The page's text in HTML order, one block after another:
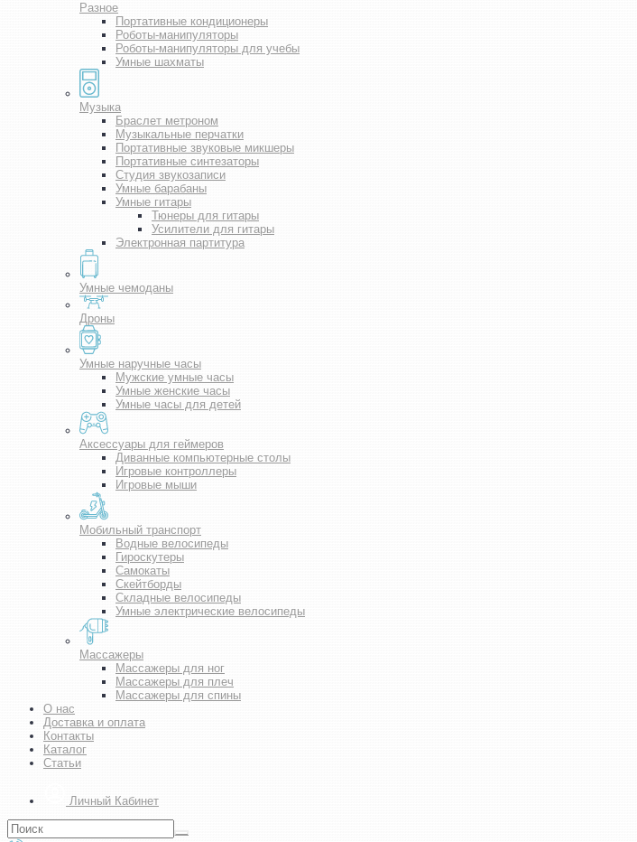
Разное
Портативные кондиционеры
Роботы-манипуляторы
Роботы-манипуляторы для учебы
Умные шахматы
Музыка
Браслет метроном
Музыкальные перчатки
Портативные звуковые микшеры
Портативные синтезаторы
Студия звукозаписи
Умные барабаны
Умные гитары
Тюнеры для гитары
Усилители для гитары
Электронная партитура
Умные чемоданы
Дроны
Умные наручные часы
Мужские умные часы
Умные женские часы
Умные часы для детей
Аксессуары для геймеров
Диванные компьютерные столы
Игровые контроллеры
Игровые мыши
Мобильный транспорт
Водные велосипеды
Гироскутеры
Самокаты
Скейтборды
Складные велосипеды
Умные электрические велосипеды
Массажеры
Массажеры для ног
Массажеры для плеч
Массажеры для спины
О нас
Доставка и оплата
Контакты
Каталог
Статьи
Личный Кабинет